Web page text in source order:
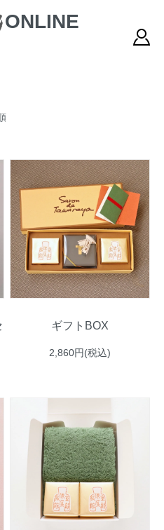
ONLINE
ギフトBOX
2,860円(税込)